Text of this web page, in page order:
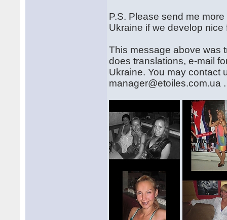
P.S. Please send me
Ukraine if we develop
This message above was
does translations, e-mail
Ukraine. You may contact
manager@etoiles.com.ua